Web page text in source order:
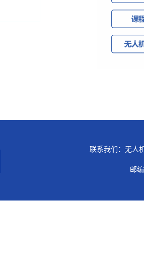
联系我们：无人
邮